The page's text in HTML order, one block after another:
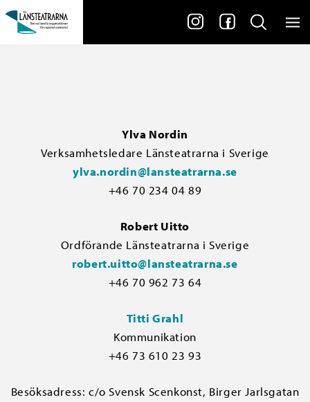
Ylva Nordin
Verksamhetsledare Länsteatrarna i Sverige
ylva.nordin@lansteatrarna.se
+46 70 234 04 89
Robert Uitto
Ordförande Länsteatrarna i Sverige
robert.uitto@lansteatrarna.se
+46 70 962 73 64
Titti Grahl
Kommunikation
+46 73 610 23 93
Besöksadress: c/o Svensk Scenkonst, Birger Jarlsgatan